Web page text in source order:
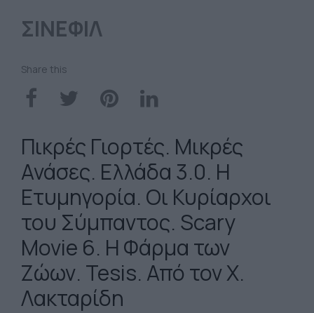
ΣΙΝΕΦΙΛ
Share this
Πικρές Γιορτές. Μικρές
Ανάσες. Ελλάδα 3.0. Η
Ετυμηγορία. Οι Κυρίαρχοι
του Σύμπαντος. Scary
Movie 6. Η Φάρμα των
Ζώων. Tesis. Από τον Χ.
Λακταρίδη